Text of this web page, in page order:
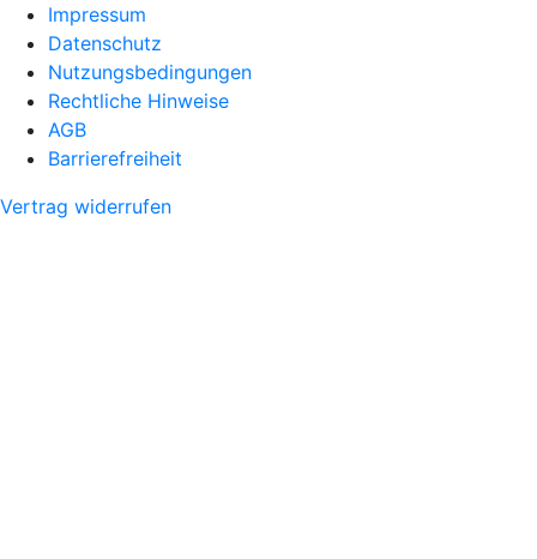
Impressum
Datenschutz
Nutzungsbedingungen
Rechtliche Hinweise
AGB
Barrierefreiheit
Vertrag widerrufen